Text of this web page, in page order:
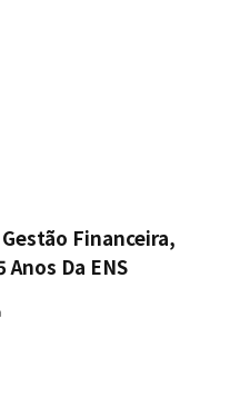
Financeira,
Anos Da ENS